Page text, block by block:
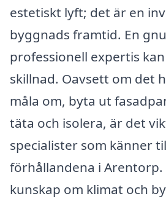
estetiskt lyft; det är en
byggnads framtid. En
professionell expertis
skillnad. Oavsett om det
måla om, byta ut
täta och isolera, är det
specialister som känner
förhållandena i Arentorp.
kunskap om klimat och